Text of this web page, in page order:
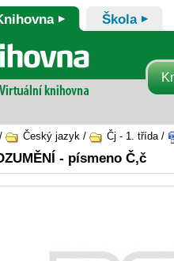
Škola
Český jazyk / Čj - 1. třída /
- písmeno Č,č